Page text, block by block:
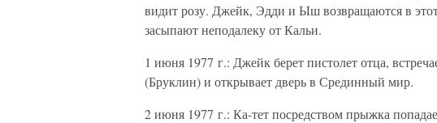
видит розу. Джейк, Эдди и Ыш возвращаются в
засыпают неподалеку от Кальи.
1 июня 1977 г.: Джейк берет пистолет отца,
(Бруклин) и открывает дверь в Срединный мир.
2 июня 1977 г.: Ка-тет посредством прыжка